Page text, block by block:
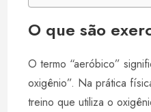
O que são
O termo “aeróbico”
oxigênio”. Na prática
treino que utiliza o